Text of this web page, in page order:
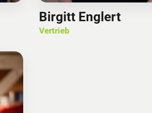
Birgitt Englert
Vertrieb